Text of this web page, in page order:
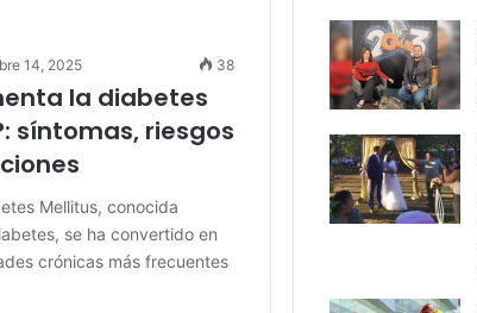
14, 2025 38
la diabetes
síntomas, riesgos
Mellitus, conocida
se ha convertido en
crónicas más frecuentes